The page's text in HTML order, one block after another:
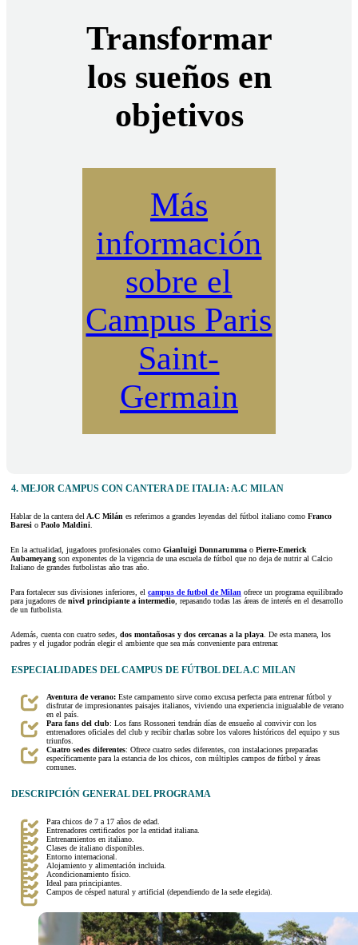
Transformar
los sueños en
objetivos
Más
información
sobre el
Campus Paris
Saint-
Germain
4. MEJOR CAMPUS CON CANTERA DE ITALIA: A.C MILAN
Hablar de la cantera del A.C Milán es referirnos a grandes leyendas del fútbol italiano como Franco
Baresi o Paolo Maldini
En la actualidad, jugadores profesionales como Gianluigi Donnarumma o Pierre-Emerick
Aubameyang son exponentes de la vigencia de una escuela de fútbol que no deja de nutrir al Calcio
Italiano de grandes futbolistas año tras año.
Para fortalecer sus divisiones inferiores, el campus de futbol de Milan ofrece un programa equilibrado
para jugadores de nivel principiante a intermedio , repasando todas las áreas de interés en el desarrollo
de un futbolista.
Además, cuenta con cuatro sedes, dos montañosas y dos cercanas a la playa . De esta manera, los
padres y el jugador podrán elegir el ambiente que sea más conveniente para entrenar.
ESPECIALIDADES DEL CAMPUS DE FÚTBOL DEL A.C MILAN
Aventura de verano: Este campamento sirve como excusa perfecta para entrenar fútbol y
disfrutar de impresionantes paisajes italianos, viviendo una experiencia inigualable de verano
en el país.
Para fans del club: Los fans Rossoneri tendrán días de ensueño al convivir con los
entrenadores oficiales del club y recibir charlas sobre los valores históricos del equipo y sus
triunfos.
Cuatro sedes diferentes: Ofrece cuatro sedes diferentes, con instalaciones preparadas
específicamente para la estancia de los chicos, con múltiples campos de fútbol y áreas
comunes.
DESCRIPCIÓN GENERAL DEL PROGRAMA
Para chicos de 7 a 17 años de edad.
Entrenadores certificados por la entidad italiana.
Entrenamientos en italiano.
Clases de italiano disponibles.
Entorno internacional.
Alojamiento y alimentación incluida.
Acondicionamiento físico.
Ideal para principiantes.
Campos de césped natural y artificial (dependiendo de la sede elegida).